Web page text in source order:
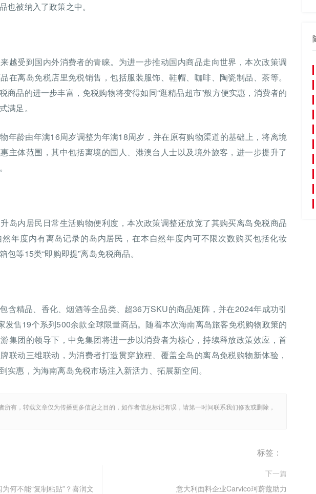
也被纳入了政策之中。
越受到国内外消费者的青睐。为进一步推动国内商品走向世界，本次政策调
在离岛免税店里免税销售，包括服装服饰、鞋帽、咖啡、陶瓷制品、茶等。
商品的进一步丰富，免税购物将变得如同“逛精品超市”般方便实惠，消费者的
满足。
年龄由年满16周岁调整为年满18周岁，并在原有购物渠道的基础上，将离境
主体范围，其中包括离境的国人、港澳台人士以及境外旅客，进一步提升了
岛内居民日常生活购物便利度，本次政策调整还放宽了其购买离岛免税商品
年度内有离岛记录的岛内居民，在本自然年度内可不限次数购买包括化妆
包等15类“即购即提”离岛免税商品。
含精品、香化、烟酒等全品类、超36万SKU的商品矩阵，并在2024年成功引
发售19个系列500余款全球限量商品。随着本次海南离岛旅客免税购物政策的
集团的领导下，中免集团将进一步以消费者为核心，持续释放政策效应，首
联动三维联动，为消费者打造贯穿旅程、覆盖全岛的离岛免税购物新体验，
实惠，为海南离岛免税市场注入新活力、拓展新空间。
所有，转载文章仅为传播更多信息之目的，如作者信息标记有误，请第一时间联系我们修改或删除，
标签：
何不能“复制粘贴”？喜润文
下一篇
意大利面料企业Carvico珂蔚蔻助力